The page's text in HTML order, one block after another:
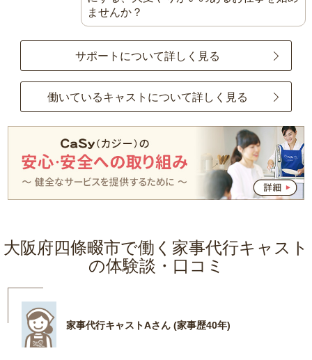
ませんか？
サポートについて詳しく見る
働いているキャストについて詳しく見る
大阪府四條畷市で働く家事代行キャスト
の体験談・口コミ
家事代行キャストAさん (家事歴40年)